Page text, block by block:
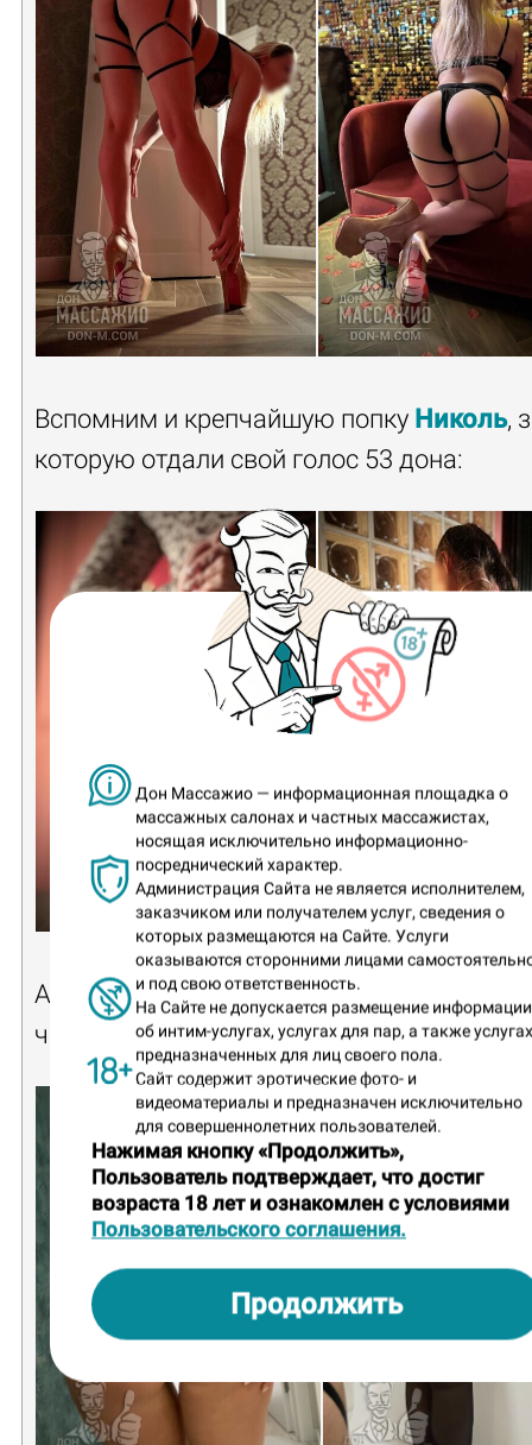
Дон Массажио — информационная площадка о
массажных салонах и частных массажистах,
носящая исключительно информационно-
посреднический характер.
Администрация Сайта не является исполнителем,
заказчиком или получателем услуг, сведения о
которых размещаются на Сайте. Услуги
оказываются сторонними лицами
и под свою ответственность.
На Сайте не допускается размещение информации
об интим-услугах, услугах для пар, а также
предназначенных для лиц своего пола.
Сайт содержит эротические фото- и
видеоматериалы и предназначен исключительно
для совершеннолетних пользователей.
Нажимая кнопку «Продолжить»,
Пользователь подтверждает, что достиг
возраста 18 лет и ознакомлен с условиями
Пользовательского соглашения.
Продолжить
Вспомним и крепчайшую попку Николь,
которую отдали свой голос 53 дона:
А пышные ягодички на превью – заслуга
частной массажисткиАлины.